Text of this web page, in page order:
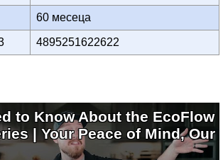
60 месеца
4895251622622
to Know About the EcoFlow
| Your Peace of Mind, Our